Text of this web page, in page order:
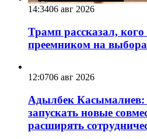
14:3406 авг 2026
Трамп рассказал, кого
преемником на
12:0706 авг 2026
Адылбек Касымалиев:
запускать новые
расширять